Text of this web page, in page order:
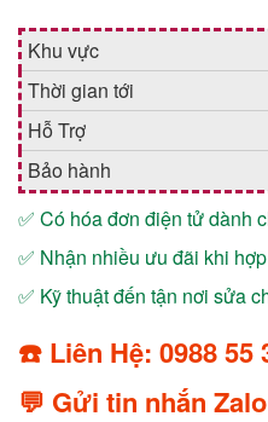
Khu vực
Thời gian tới
Hỗ Trợ
Bảo hành
✅ Có hóa đơn điện tử dành
✅ Nhận nhiều ưu đãi khi
✅ Kỹ thuật đến tận nơi sửa
☎️ Liên Hệ: 0988 55
💬 Gửi tin nhắn Zalo